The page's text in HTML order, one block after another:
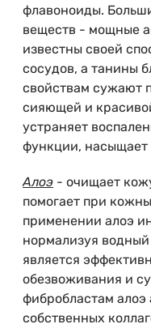
флавоноиды.
веществ - мощные
известны своей
сосудов, а танины
свойствам сужают
сияющей и
устраняет
функции, насыщает
Алоэ - очищает
помогает при
применении алоэ
нормализуя водный
является
обезвоживания и
фибробластам алоэ
собственных